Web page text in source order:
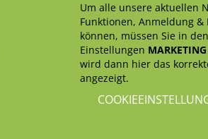
Um alle unsere aktuellen
Funktionen, Anmeldung &
können, müssen Sie in
Einstellungen MARKETING
wird dann hier das
angezeigt.